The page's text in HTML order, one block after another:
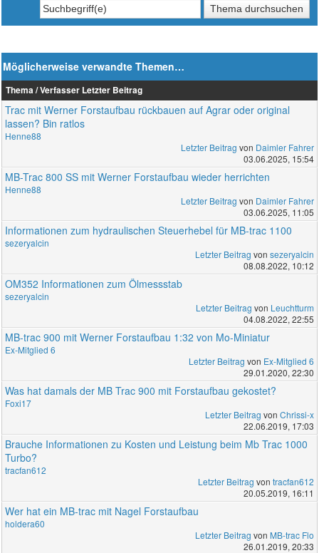
Möglicherweise verwandte Themen…
Thema / Verfasser Letzter Beitrag
Trac mit Werner Forstaufbau rückbauen auf Agrar oder original
lassen? Bin ratlos
Henne88
Letzter Beitrag von Daimler Fahrer
03.06.2025, 15:54
MB-Trac 800 SS mit Werner Forstaufbau wieder herrichten
Henne88
Letzter Beitrag von Daimler Fahrer
03.06.2025, 11:05
Informationen zum hydraulischen Steuerhebel für MB-trac 1100
sezeryalcin
Letzter Beitrag von sezeryalcin
08.08.2022, 10:12
OM352 Informationen zum Ölmessstab
sezeryalcin
Letzter Beitrag von Leuchtturm
04.08.2022, 22:55
MB-trac 900 mit Werner Forstaufbau 1:32 von Mo-Miniatur
Ex-Mitglied 6
Letzter Beitrag von Ex-Mitglied 6
29.01.2020, 22:30
Was hat damals der MB Trac 900 mit Forstaufbau gekostet?
Foxi17
Letzter Beitrag von Chrissi-x
22.06.2019, 17:03
Brauche Informationen zu Kosten und Leistung beim Mb Trac 1000
Turbo?
tracfan612
Letzter Beitrag von tracfan612
20.05.2019, 16:11
Wer hat ein MB-trac mit Nagel Forstaufbau
holdera60
Letzter Beitrag von MB-trac Flo
26.01.2019, 20:33